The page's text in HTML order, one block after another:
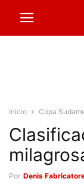
Inicio Copa
Por Denis